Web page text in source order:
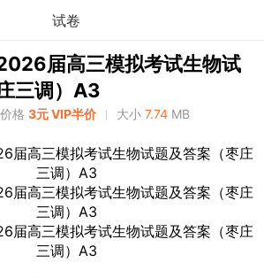
试卷
届高三模拟考试生物试
三调）A3
价格 3元 VIP半价 大小 7.74 MB